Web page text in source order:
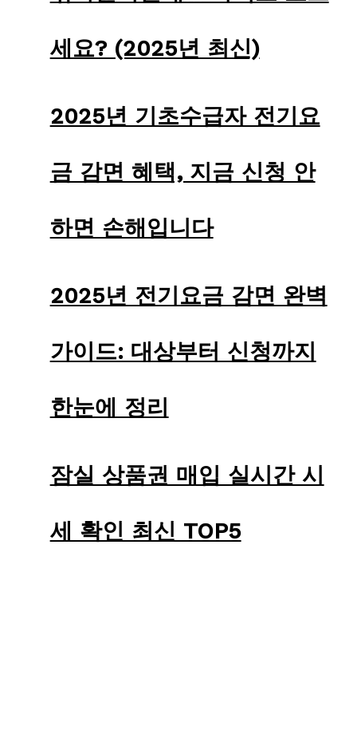
세요? (2025년 최신)
2025년 기초수급자 전기요
금 감면 혜택, 지금 신청 안
하면 손해입니다
2025년 전기요금 감면 완벽
가이드: 대상부터 신청까지
한눈에 정리
잠실 상품권 매입 실시간 시
세 확인 최신 TOP5